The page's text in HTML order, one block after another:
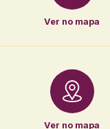
Ver no mapa
Ver no mapa